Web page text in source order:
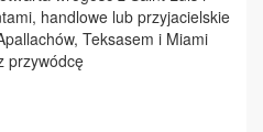
handlowe lub przyjacielskie
Teksasem i Miami
przywódcę